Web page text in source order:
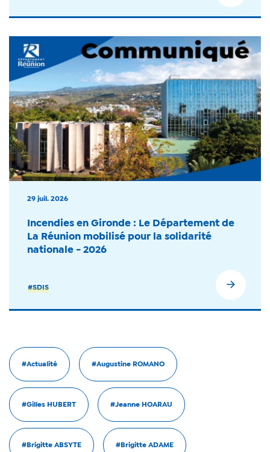
29 juil. 2026
Incendies en Gironde : Le Département de
La Réunion mobilisé pour la solidarité
nationale - 2026
#SDIS
#Actualité #Augustine ROMANO
#Gilles HUBERT #Jeanne HOARAU
#Brigitte ABSYTE #Brigitte ADAME